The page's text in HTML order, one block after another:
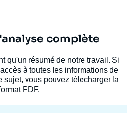
complète
qu'un résumé de notre travail. Si
à toutes les informations de
sujet, vous pouvez télécharger la
PDF.